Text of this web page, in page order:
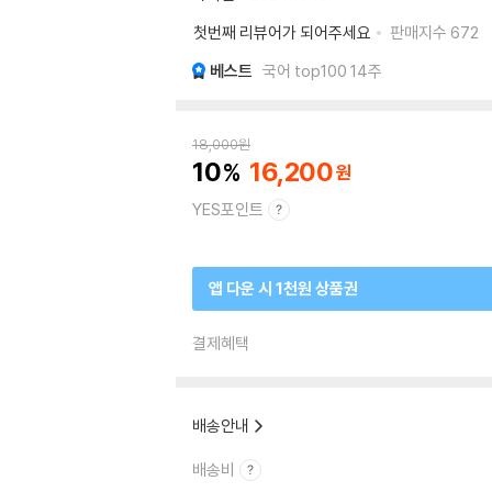
첫번째 리뷰어가 되어주세요
판매지수 672
베스트 국어 top100 14주
18,000원
10 16,200
YES포인트
앱 다운 시 1천원 상품권
결제혜택
배송안내
배송비